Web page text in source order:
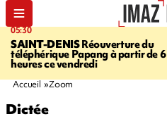
05:30
SAINT-DENISRéouverture du
téléphérique Papang à partir de 6
heures ce vendredi
Accueil Zoom
Dictée